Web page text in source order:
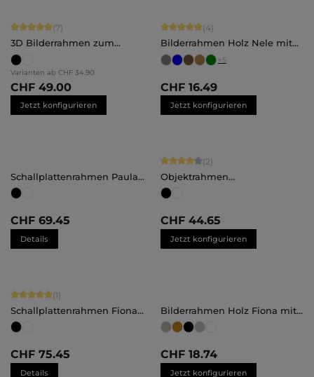
Durchschnittliche Bewertung von 5 von 5 Sternen
(7)
3D Bilderrahmen zum
Befüllen
Varianten ab CHF 34.90
CHF 49.00
Jetzt konfigurieren
Durchschnittliche Bewertung von 5
(4)
Bilderrahmen Holz Nele mit
Abstandsleiste
Maßanfertigung
+5
CHF 16.49
Jetzt konfigurieren
Schallplattenrahmen Paula
groß
CHF 69.45
Details
Durchschnittliche Bewertung von 4
(2)
Objektrahmen
Maßanfertigung
CHF 44.65
Jetzt konfigurieren
Durchschnittliche Bewertung von 5 von 5 Sternen
(1)
Schallplattenrahmen Fiona
groß
CHF 75.45
Details
Bilderrahmen Holz Fiona mit
Abstandsleiste
Maßanfertigung
CHF 18.74
Jetzt konfigurieren